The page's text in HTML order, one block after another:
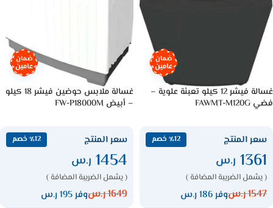
ضمان
عامين
غسالة فيشر 12 كيلو تعبئة علوية –
فضي FAWMT-M120G
سعر المنتج ٪12 خصم
1361 ر.س
( يشمل الضريبة المضافة )
1547ر.سوفر 186 ر.س
ضمان
عامين
غسالة ملابس حوضين فيشر 18 كيلو
– أبيض FW-P18000M
سعر المنتج ٪12 خصم
1454 ر.س
( يشمل الضريبة المضافة )
1649ر.سوفر 195 ر.س